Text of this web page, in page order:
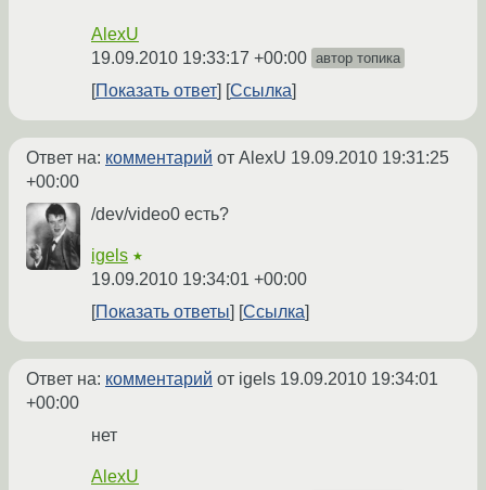
AlexU
19.09.2010 19:33:17 +00:00 автор топика
Показать ответ Ссылка
Ответ на: комментарий от AlexU 19.09.2010 19:31:25
+00:00
/dev/video0 есть?
igels ★
19.09.2010 19:34:01 +00:00
Показать ответы
Ссылка
Ответ на: комментарий от igels 19.09.2010 19:34:01
+00:00
нет
AlexU